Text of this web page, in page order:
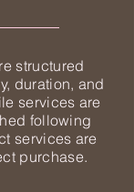
structured
duration, and
services are
following
services are
purchase.